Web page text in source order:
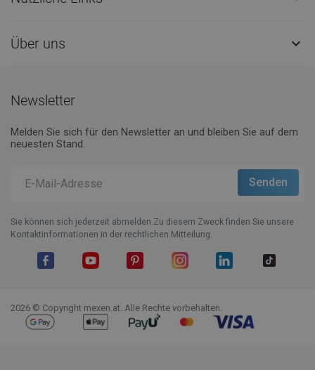
Über uns 
Newsletter
Melden Sie sich für den Newsletter an und bleiben Sie auf dem
neuesten Stand.
Sie können sich jederzeit abmelden.Zu diesem Zweck finden Sie unsere
Kontaktinformationen in der rechtlichen Mitteilung.
2026 © Copyright mexen.at. Alle Rechte vorbehalten.